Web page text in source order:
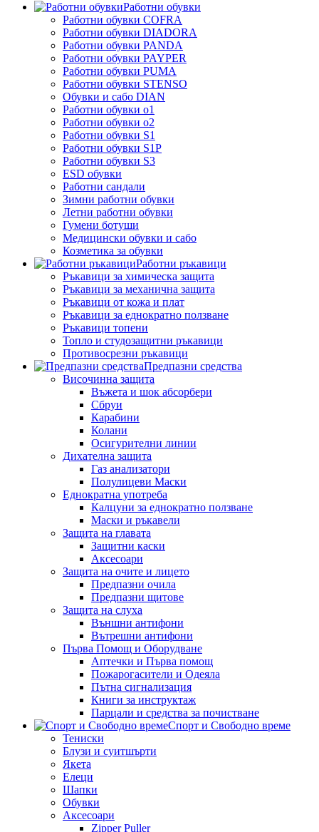
Работни обувки
Работни обувки COFRA
Работни обувки DIADORA
Работни обувки PANDA
Работни обувки PAYPER
Работни обувки PUMA
Работни обувки STENSO
Обувки и сабо DIAN
Работни обувки o1
Работни обувки o2
Работни обувки S1
Работни обувки S1P
Работни обувки S3
ESD обувки
Работни сандали
Зимни работни обувки
Летни работни обувки
Гумени ботуши
Медицински обувки и сабо
Козметика за обувки
Работни ръкавици
Ръкавици за химическа защита
Ръкавици за механична защита
Ръкавици от кожа и плат
Ръкавици за еднократно ползване
Ръкавици топени
Топло и студозащитни ръкавици
Противосрезни ръкавици
Предпазни средства
Височинна защита
Въжета и шок абсорбери
Сбруи
Карабини
Колани
Осигурителни линии
Дихателна защита
Газ анализатори
Полулицеви Маски
Еднократна употреба
Калцуни за еднократно ползване
Маски и ръкавели
Защита на главата
Защитни каски
Аксесоари
Защита на очите и лицето
Предпазни очила
Предпазни щитове
Защита на слуха
Външни антифони
Вътрешни антифони
Първа Помощ и Оборудване
Аптечки и Първа помощ
Пожарогасители и Одеяла
Пътна сигнализация
Книги за инструктаж
Парцали и средства за почистване
Спорт и Свободно време
Тениски
Блузи и суитшърти
Якета
Елеци
Шапки
Обувки
Аксесоари
Zipper Puller